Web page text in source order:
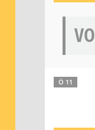
VO
Ö 11